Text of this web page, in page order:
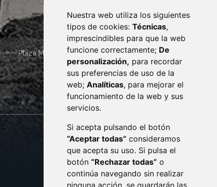
Nuestra web utiliza los siguientes
tipos de cookies: Técnicas,
imprescindibles para que la web
funcione correctamente; De
personalización, para recordar
sus preferencias de uso de la
web; Analíticas, para mejorar el
funcionamiento de la web y sus
servicios.
Si acepta pulsando el botón
“Aceptar todas” consideramos
que acepta su uso. Si pulsa el
botón “Rechazar todas” o
continúa navegando sin realizar
ninguna acción, se guardarán las
Plaza Mayor 4 22400 MONZÓN - ARAGÓN (ESPAÑA)
· (34) 974 400 700 ·
sac@monzon.es
monzon.es
CONTACTO
AVISO LEGAL
PROTECCIÓN DE DATOS
POLÍTICA DE COOKIES
ACCESIBILIDAD